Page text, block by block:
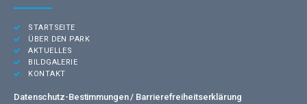
STARTSEITE
ÜBER DEN PARK
AKTUELLES
BILDGALERIE
KONTAKT
Datenschutz-Bestimmungen / Barrierefreiheitserklärung